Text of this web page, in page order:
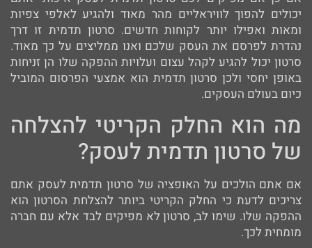
יכולים להפוך לוויראליים מהר מאוד ולהגיע לאלפי צפיות
ומאות ואפילו יותר לקוחות חדשים. סרטון תדמית זו דרך
נהדרת לפרסם את העסק שלכם ואנו ממליצים על כך מאוד.
סרטון יכול להגיע לקהל עצום ועלויות ההפקה שלו הן זניחות
באופן יחסי ולכן סרטון תדמית הוא אמצעי הפרסום המוביל
כיום בעולם העסקים.
מה הוא החלק הקריטי להצלחה
של סרטון תדמית לעסק?
אם אתם הולכים על האופציה של סרטון תדמית לעסק אתם
צריכים לדעת כי החלק הקריטי ביותר להצלחת הסרטון הוא
ההפקה שלו. שימו לב, סרטון לא מפיקים לבד אלא עם חברה
מומחית לכך.